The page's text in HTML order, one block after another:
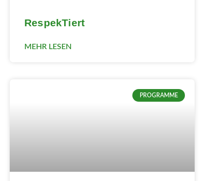
RespekTiert
MEHR LESEN
PROGRAMME